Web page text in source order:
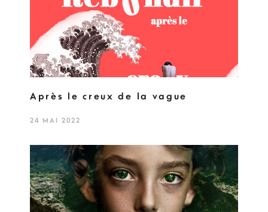
Après le creux de la vague
24 MAI 2022